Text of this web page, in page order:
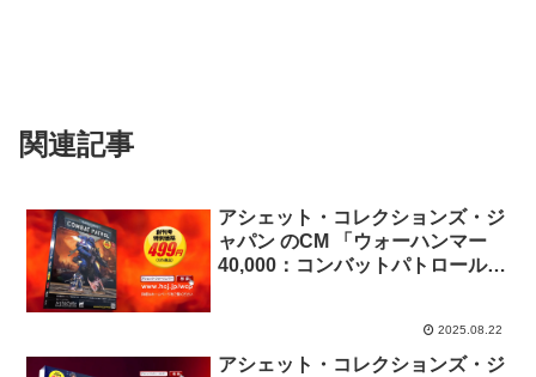
関連記事
アシェット・コレクションズ・ジ
ャパン のCM 「ウォーハンマー
40,000：コンバットパトロール
2025.08.22
アシェット・コレクションズ・ジ